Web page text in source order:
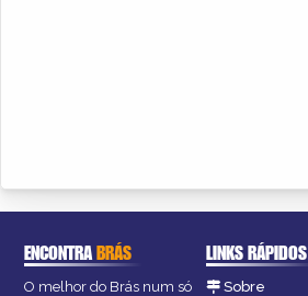
ENCONTRABRÁS
O melhor do Brás num só
LINKS RÁPIDOS
Sobre